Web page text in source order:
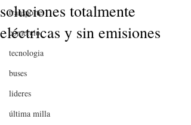
transporte
comercio
tecnologia
buses
lideres
última milla
soluciones totalmente
eléctricas y sin emisiones